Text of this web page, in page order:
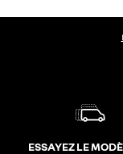
ESSAYEZ LE